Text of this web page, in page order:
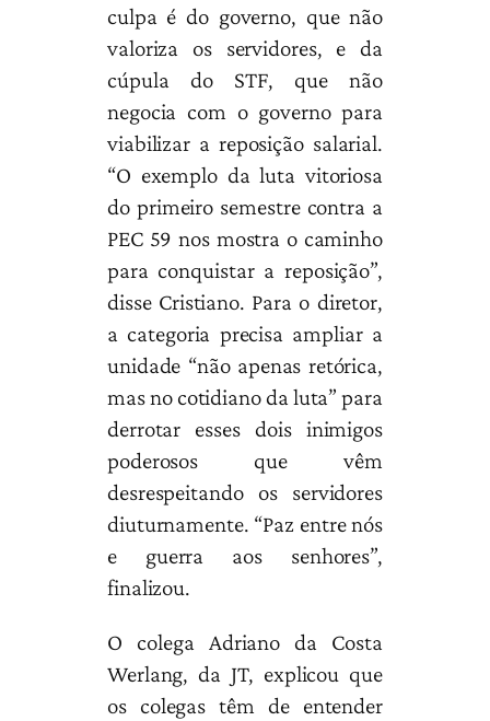
culpa é do governo, que não
valoriza os servidores, e da
cúpula do STF, que não
negocia com o governo para
viabilizar a reposição salarial.
“O exemplo da luta vitoriosa
do primeiro semestre contra a
PEC 59 nos mostra o caminho
para conquistar a reposição”,
disse Cristiano. Para o diretor,
a categoria precisa ampliar a
unidade “não apenas retórica,
mas no cotidiano da luta” para
derrotar esses dois inimigos
poderosos que vêm
desrespeitando os servidores
diuturnamente. “Paz entre nós
e guerra aos senhores”,
finalizou.
O colega Adriano da Costa
Werlang, da JT, explicou que
os colegas têm de entender